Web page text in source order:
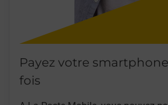
Payez votre
fois